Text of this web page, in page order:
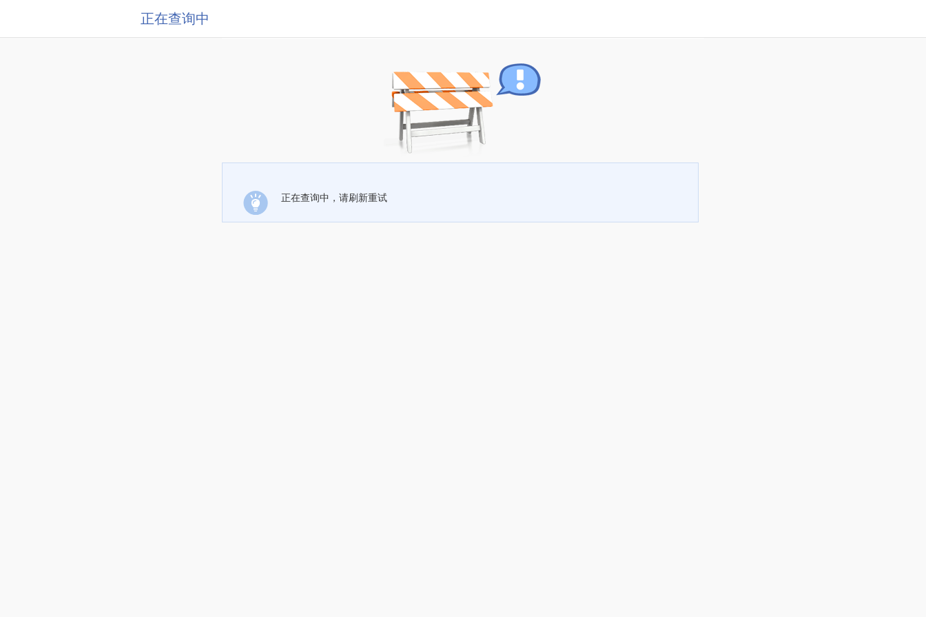
正在查询中
正在查询中，请刷新重试